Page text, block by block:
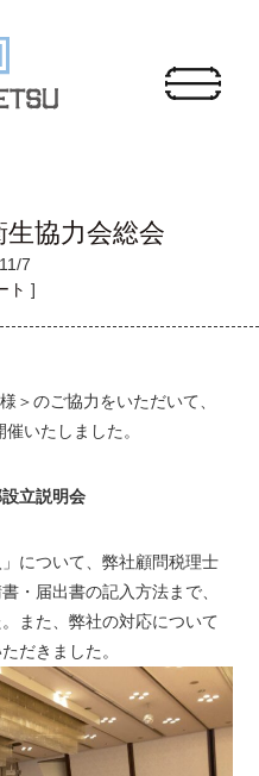
生協力会総会
7
ト ]
＞のご協力をいただいて、
いたしました。
立説明会
について、弊社顧問税理士
・届出書の記入方法まで、
また、弊社の対応について
だきました。